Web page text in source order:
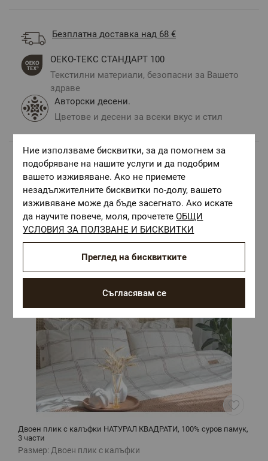
Безплатна доставка над 68 €
ОЕКО-ТЕКС СТАНДАРТ 100
Текстилни материали, безопасни за Вашето
здраве
Авторски десени.
Цветове и десени за всеки вкус и стил
Комбинирай с
Двоен плик с калъфки НАТУРАЛ КВАДРАТИ, 100% суров памук,
3 части
Размер: Двоен плик с калъфки
Ние използваме бисквитки, за да помогнем за
подобряване на нашите услуги и да подобрим
вашето изживяване. Ако не приемете
незадължителните бисквитки по-долу, вашето
изживяване може да бъде засегнато. Ако искате
да научите повече, моля, прочететеОБЩИ
УСЛОВИЯ ЗА ПОЛЗВАНЕ И БИСКВИТКИ
Съгласявам се
Преглед на бисквитките